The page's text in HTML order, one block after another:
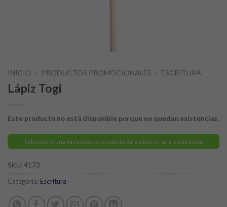
INICIO / PRODUCTOS PROMOCIONALES / ESCRITURA
Lápiz Togi
Este producto no está disponible porque no quedan existencias.
Seleccione una variación de producto para obtener una estimación
SKU: 4173
Categoría: Escritura